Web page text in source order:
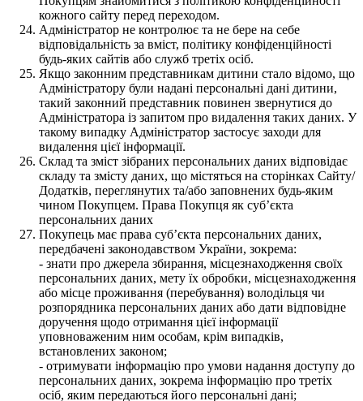
кожного сайту перед переходом.
Адміністратор не контролює та не бере на себе
відповідальність за вміст, політику конфіденційності
будь-яких сайтів або служб третіх осіб.
Якщо законним представникам дитини стало відомо, що
Адміністратору були надані персональні дані дитини,
такий законний представник повинен звернутися до
Адміністратора із запитом про видалення таких даних. У
такому випадку Адміністратор застосує заходи для
видалення цієї інформації.
Склад та зміст зібраних персональних даних відповідає
складу та змісту даних, що містяться на сторінках Сайту/
Додатків, переглянутих та/або заповнених будь-яким
чином Покупцем. Права Покупця як суб’єкта
персональних даних
Покупець має права суб’єкта персональних даних,
передбачені законодавством України, зокрема:
- знати про джерела збирання, місцезнаходження своїх
персональних даних, мету їх обробки, місцезнаходження
або місце проживання (перебування) володільця чи
розпорядника персональних даних або дати відповідне
доручення щодо отримання цієї інформації
уповноваженим ним особам, крім випадків,
встановлених законом;
- отримувати інформацію про умови надання доступу до
персональних даних, зокрема інформацію про третіх
осіб, яким передаються його персональні дані;